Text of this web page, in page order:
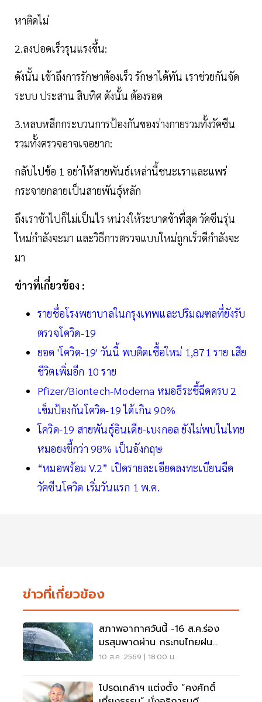
หาติดไม่
2.ลงปอดเร็วรุนแรงขึ้น:
ดังนั้น เข้าถึงการรักษาต้องเร็ว รักษาได้ทัน เราช่วยกันจัด
ระบบ ประสาน สิบทิศ ดังนั้น ต้องรอด
3.หลบหลีกกระบวนการป้องกันของร่างกายรวมทั้งวัคซีน
รวมทั้งตรวจอาจเจอยาก:
กลับไปข้อ 1 อย่าให้สายพันธ์เหล่านี้ชนะเราและแพร่
กระจายกลายเป็นสายพันธุ์หลัก
ถึงเราช้าไปก็ไม่เป็นไร หน่วงให้ระบาดข้าที่สุด วัคซีนรุ่น
ใหม่กำลังจะมา และวิธีการตรวจแบบใหม่ถูกเร็วดีกำลังจะ
มา
ข่าวที่เกี่ยวข้อง :
รายชื่อโรงพยาบาลในกรุงเทพและปริมณฑลที่ยังรับ
ตรวจโควิด-19
ยอด 'โควิด-19' วันนี้ พบติดเชื้อใหม่ 1,871 ราย เสีย
ชีวิตเพิ่มอีก 10 ราย
Pfizer/Biontech-Moderna หมอธีระชี้ฉีดครบ 2
เข็มป้องกันโควิด-19 ได้เกิน 90%
โควิด-19 สายพันธุ์อินเดีย-เบงกอล ยังไม่พบในไทย
หมอยงชี้กว่า 98% เป็นอังกฤษ
“หมอพร้อม V.2” เปิดรายละเอียดลงทะเบียนฉีด
วัคซีนโควิด เริ่มวันแรก 1 พ.ค.
ข่าวที่เกี่ยวข้อง
สภาพอากาศวันนี้ -16 ส.ค.ร่อง
มรสุมพาดผ่าน กระทบไทยฝน
ตกหนักบางแห่ง
10 ส.ค. 2569 | 18:00 น.
โปรดเกล้าฯ แต่งตั้ง “คงศักดิ์